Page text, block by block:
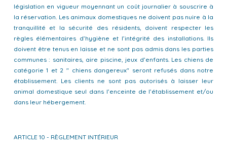
législation en vigueur moyennant un coût journalier à souscrire à
la réservation. Les animaux domestiques ne doivent pas nuire à la
tranquillité et la sécurité des résidents, doivent respecter les
règles élémentaires d’hygiène et l’intégrité des installations. Ils
doivent être tenus en laisse et ne sont pas admis dans les parties
communes : sanitaires, aire piscine, jeux d’enfants. Les chiens de
catégorie 1 et 2 " chiens dangereux" seront refusés dans notre
établissement. Les clients ne sont pas autorisés à laisser leur
animal domestique seul dans l’enceinte de l’établissement et/ou
dans leur hébergement.
ARTICLE 10 - RÈGLEMENT INTÉRIEUR